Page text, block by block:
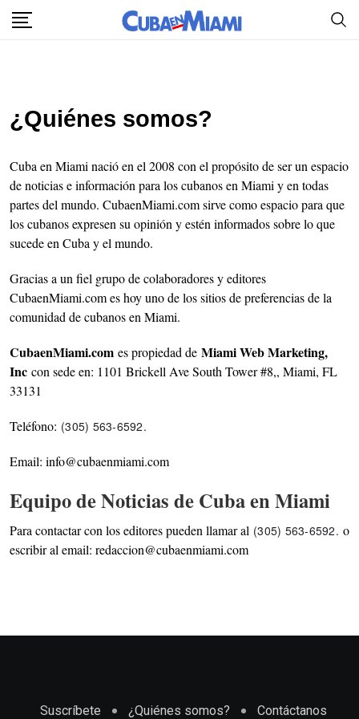
¿Quiénes somos?
Cuba en Miami nació en el 2008 con el propósito de ser un espacio
de noticias e información para los cubanos en Miami y en todas
partes del mundo. CubaenMiami.com sirve como espacio para que
los cubanos expresen su opinión y estén informados sobre lo que
sucede en Cuba y el mundo.
Gracias a un fiel grupo de colaboradores y editores
CubaenMiami.com es hoy uno de los sitios de preferencias de la
comunidad de cubanos en Miami.
CubaenMiami.com es propiedad de Miami Web Marketing,
Inc con sede en: 1101 Brickell Ave South Tower #8,, Miami, FL
33131
Teléfono: (305) 563-6592‬.
Email: info@cubaenmiami.com
Equipo de Noticias de Cuba en Miami
Para contactar con los editores pueden llamar al (305) 563-6592‬. o
escribir al email: redaccion@cubaenmiami.com
Suscríbete ¿Quiénes somos? Contáctanos